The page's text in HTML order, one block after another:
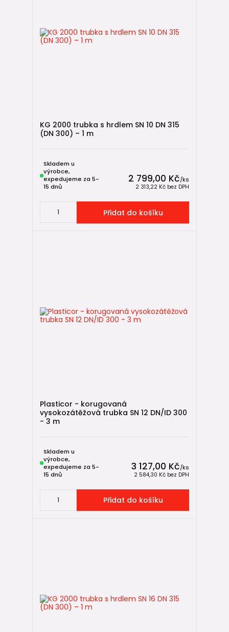
KG 2000 trubka s hrdlem SN 10 DN 315
(DN 300) – 1 m
2 799,00 Kč/ks
2 313,22 Kč bez DPH
Skladem u
výrobce,
expedujeme za 5-
15 dnů
Přidat do košíku
Plasticor - korugovaná
vysokozátěžová trubka SN 12 DN/ID 300
- 3 m
3 127,00 Kč/ks
2 584,30 Kč bez DPH
Skladem u
výrobce,
expedujeme za 5-
15 dnů
Přidat do košíku